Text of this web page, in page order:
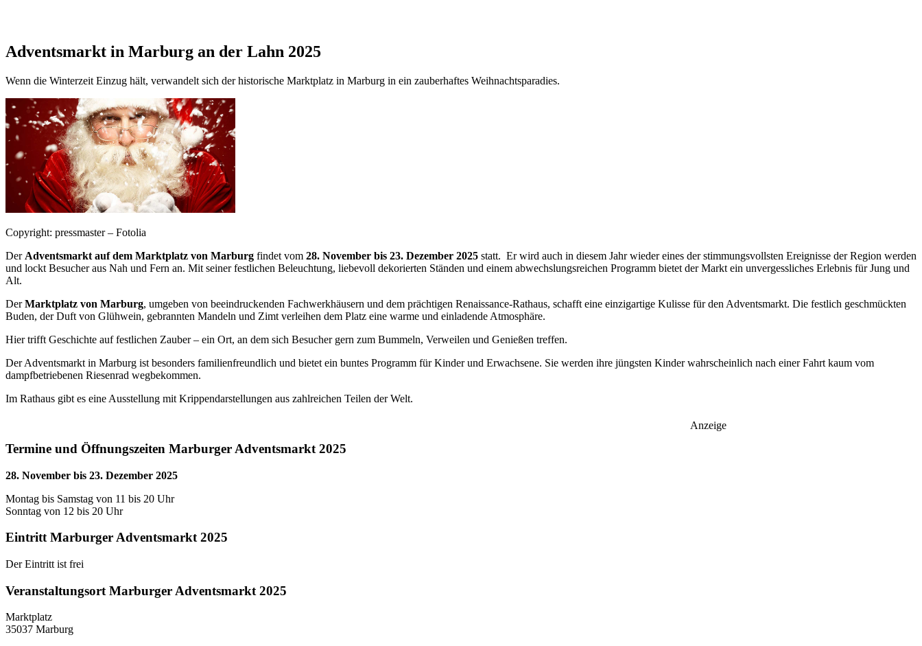
Adventsmarkt in Marburg an der Lahn 2025
Wenn die Winterzeit Einzug hält, verwandelt sich der historische Marktplatz in Marburg in ein zauberhaftes Weihnachtsparadies.
Copyright: pressmaster – Fotolia
Der Adventsmarkt auf dem Marktplatz von Marburg findet vom 28. November bis 23. Dezember 2025 statt. Er wird auch in diesem Jahr wieder eines der stimmungsvollsten Ereignisse der Region werden
und lockt Besucher aus Nah und Fern an. Mit seiner festlichen Beleuchtung, liebevoll dekorierten Ständen und einem abwechslungsreichen Programm bietet der Markt ein unvergessliches Erlebnis für Jung und
Alt.
DerMarktplatz von Marburg, umgeben von beeindruckenden Fachwerkhäusern und dem prächtigen Renaissance-Rathaus, schafft eine einzigartige Kulisse für den Adventsmarkt. Die festlich geschmückten
Buden, der Duft von Glühwein, gebrannten Mandeln und Zimt verleihen dem Platz eine warme und einladende Atmosphäre.
Hier trifft Geschichte auf festlichen Zauber – ein Ort, an dem sich Besucher gern zum Bummeln, Verweilen und Genießen treffen.
Der Adventsmarkt in Marburg ist besonders familienfreundlich und bietet ein buntes Programm für Kinder und Erwachsene. Sie werden ihre jüngsten Kinder wahrscheinlich nach einer Fahrt kaum vom
dampfbetriebenen Riesenrad wegbekommen.
Im Rathaus gibt es eine Ausstellung mit Krippendarstellungen aus zahlreichen Teilen der Welt.
Anzeige
Termine und Öffnungszeiten Marburger Adventsmarkt 2025
28. November bis 23. Dezember 2025
Montag bis Samstag von 11 bis 20 Uhr
Sonntag von 12 bis 20 Uhr
Eintritt Marburger Adventsmarkt 2025
Der Eintritt ist frei
Veranstaltungsort Marburger Adventsmarkt 2025
Marktplatz
35037 Marburg